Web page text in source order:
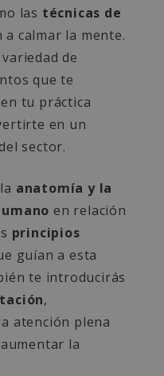
las técnicas de
a calmar la mente.
de
que te
tu práctica
en un
sector.
anatomía y la
en relación
principios
guían a esta
te introducirás
,
atención plena
la